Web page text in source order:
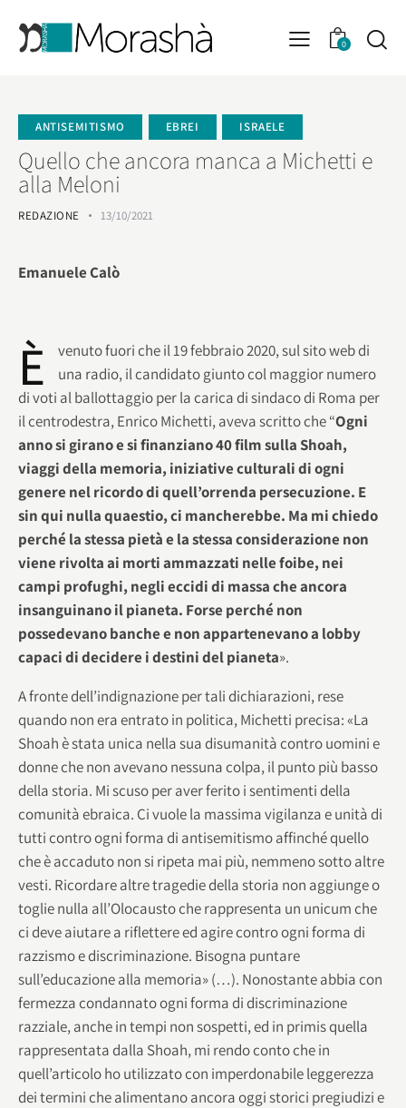
0
ANTISEMITISMO EBREI ISRAELE
Quello che ancora manca a Michetti e
alla Meloni
REDAZIONE 13/10/2021
Emanuele Calò
È
venuto fuori che il 19 febbraio 2020, sul sito web di
una radio, il candidato giunto col maggior numero
di voti al ballottaggio per la carica di sindaco di Roma per
il centrodestra, Enrico Michetti, aveva scritto che “Ogni
anno si girano e si finanziano 40 film sulla Shoah,
viaggi della memoria, iniziative culturali di ogni
genere nel ricordo di quell’orrenda persecuzione. E
sin qui nulla quaestio, ci mancherebbe. Ma mi chiedo
perché la stessa pietà e la stessa considerazione non
viene rivolta ai morti ammazzati nelle foibe, nei
campi profughi, negli eccidi di massa che ancora
insanguinano il pianeta. Forse perché non
possedevano banche e non appartenevano a lobby
capaci di decidere i destini del pianeta».
A fronte dell’indignazione per tali dichiarazioni, rese
quando non era entrato in politica, Michetti precisa: «La
Shoah è stata unica nella sua disumanità contro uomini e
donne che non avevano nessuna colpa, il punto più basso
della storia. Mi scuso per aver ferito i sentimenti della
comunità ebraica. Ci vuole la massima vigilanza e unità di
tutti contro ogni forma di antisemitismo affinché quello
che è accaduto non si ripeta mai più, nemmeno sotto altre
vesti. Ricordare altre tragedie della storia non aggiunge o
toglie nulla all’Olocausto che rappresenta un unicum che
ci deve aiutare a riflettere ed agire contro ogni forma di
razzismo e discriminazione. Bisogna puntare
sull’educazione alla memoria» (…). Nonostante abbia con
fermezza condannato ogni forma di discriminazione
razziale, anche in tempi non sospetti, ed in primis quella
rappresentata dalla Shoah, mi rendo conto che in
quell’articolo ho utilizzato con imperdonabile leggerezza
dei termini che alimentano ancora oggi storici pregiudizi e